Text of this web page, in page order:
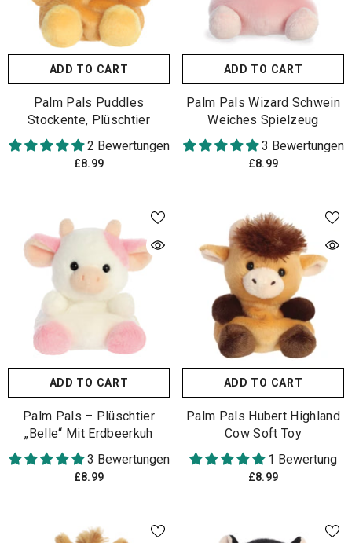
ADD TO CART
Palm Pals Puddles
Stockente, Plüschtier
2 Bewertungen
£8.99
ADD TO CART
Palm Pals Wizard Schwein
Weiches Spielzeug
3 Bewertungen
£8.99
ADD TO CART
Palm Pals – Plüschtier
„Belle“ Mit Erdbeerkuh
3 Bewertungen
£8.99
ADD TO CART
Palm Pals Hubert Highland
Cow Soft Toy
1 Bewertung
£8.99